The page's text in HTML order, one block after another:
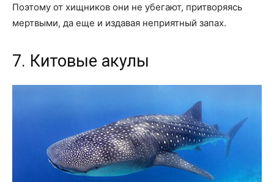
Поэтому от хищников они не убегают, притворяясь
мертвыми, да еще и издавая неприятный запах.
7. Китовые акулы